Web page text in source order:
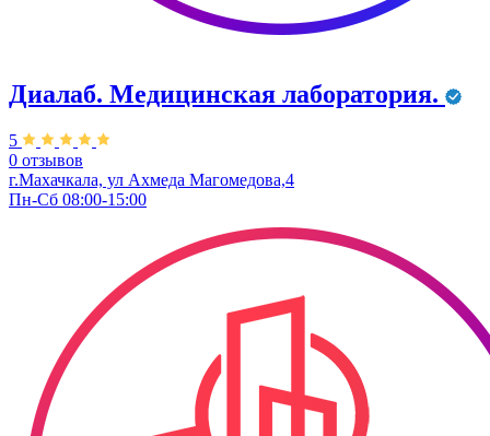
Диалаб. Медицинская лаборатория.
5
0 отзывов
г.Махачкала, ул Ахмеда Магомедова,4
Пн-Сб 08:00-15:00